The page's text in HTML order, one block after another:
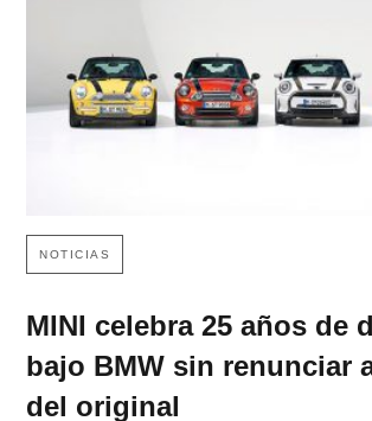
NOTICIAS
MINI celebra 25 años de
bajo BMW sin renunciar
del original